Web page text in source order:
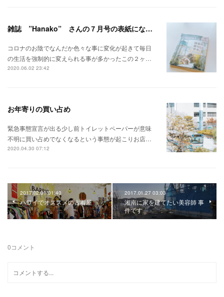
雑誌 ”Hanako” さんの７月号の表紙になりました 汗、、、
コロナのお陰でなんだか色々な事に変化が起きて毎日
の生活を強制的に変えられる事が多かったこの２ヶ…
2020.06.02 23:42
お年寄りの買い占め
緊急事態宣言が出る少し前トイレットペーパーが意味
不明に買い占めでなくなるという事態が起こりお店…
2020.04.30 07:12
2017.02.01 01:40
ハワイでオススメの古着屋
2017.01.27 03:03
湘南に家を建てたい美容師 事
件です
0コメント